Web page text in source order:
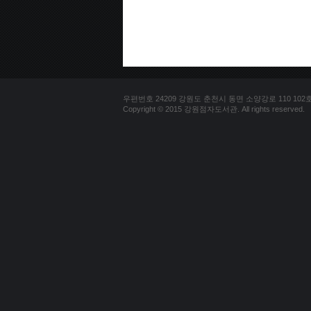
우편번호 24209 강원도 춘천시 동면 소양강로 110 102
Copyright © 2015 강원점자도서관. All rights reserved.